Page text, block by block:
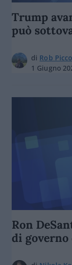
Trump
può
di Rob
1 Giugno
Ron
di